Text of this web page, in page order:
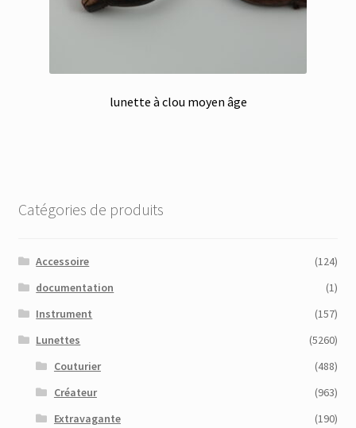
lunette à clou moyen âge
Catégories de produits
Accessoire
(124)
documentation
(1)
Instrument
(157)
Lunettes
(5260)
Couturier
(488)
Créateur
(963)
Extravagante
(190)